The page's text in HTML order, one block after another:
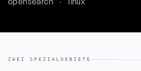
ZWEI SPEZIALGEBIETE